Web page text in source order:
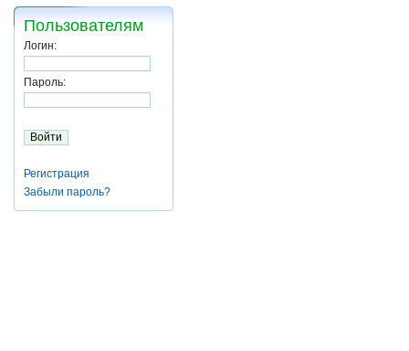
Пользователям
Логин:
Пароль:
Регистрация
Забыли пароль?